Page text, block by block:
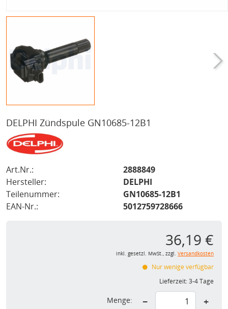
DELPHI Zündspule GN10685-12B1
Art.Nr.:
2888849
Hersteller:
DELPHI
Teilenummer:
GN10685-12B1
EAN-Nr.:
5012759728666
36,19 €
inkl. gesetzl. MwSt., zzgl. Versandkosten
Nur wenige verfügbar
Lieferzeit:3-4 Tage
Menge: − +